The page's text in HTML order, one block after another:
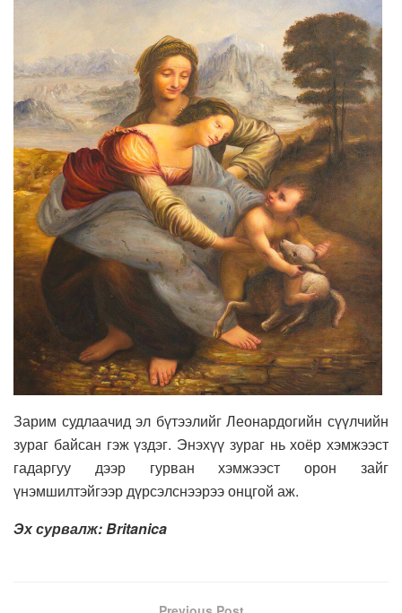
Зарим судлаачид эл бүтээлийг Леонардогийн сүүлчийн
зураг байсан гэж үздэг. Энэхүү зураг нь хоёр хэмжээст
гадаргуу дээр гурван хэмжээст орон зайг
үнэмшилтэйгээр дүрсэлснээрээ онцгой аж.
Эх сурвалж: Britanica